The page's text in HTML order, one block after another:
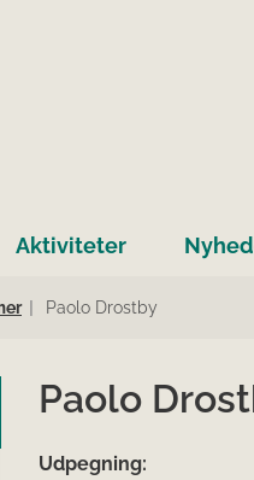
Aktiviteter
Paolo Drostby
Paolo
Udpegning: